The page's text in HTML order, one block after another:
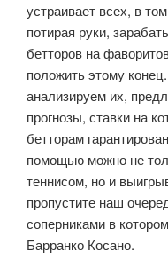
устраивает всех, в
потирая руки,
бетторов на
положить этому
анализируем их,
прогнозы, ставки на
бетторам
помощью можно не
теннисом, но и
пропустите наш
соперниками в
Барранко Косано.